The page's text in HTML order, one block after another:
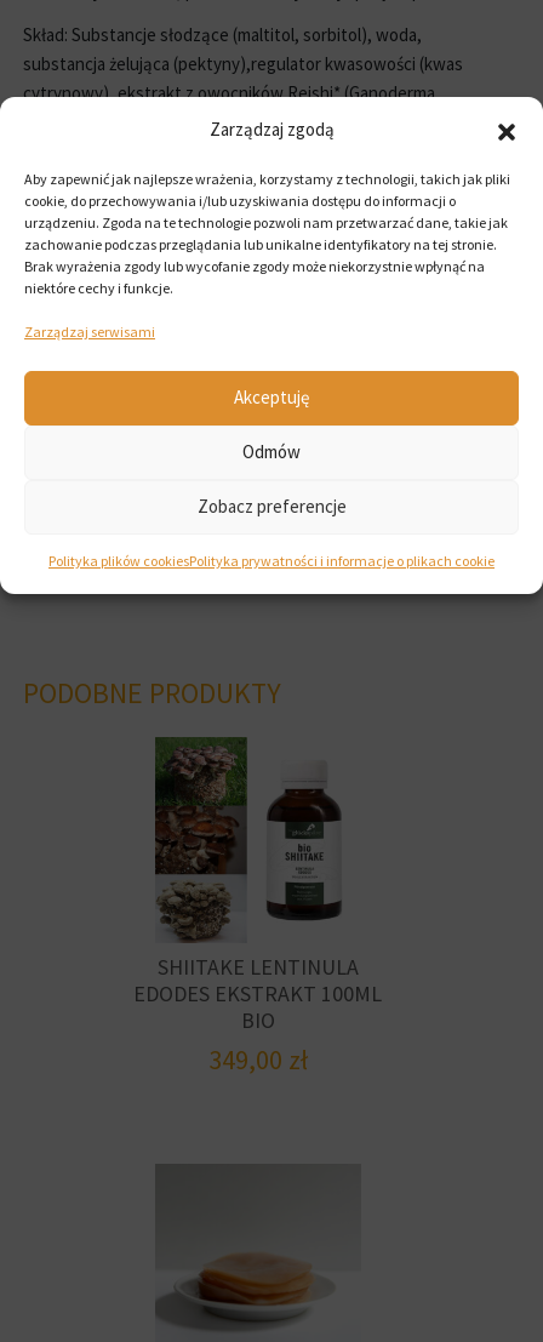
Zarządzaj zgodą
Aby zapewnić jak najlepsze wrażenia, korzystamy z technologii, takich jak pliki
cookie, do przechowywania i/lub uzyskiwania dostępu do informacji o
urządzeniu. Zgoda na te technologie pozwoli nam przetwarzać dane, takie jak
zachowanie podczas przeglądania lub unikalne identyfikatory na tej stronie.
Brak wyrażenia zgody lub wycofanie zgody może niekorzystnie wpłynąć na
niektóre cechy i funkcje.
Zarządzaj serwisami
Akceptuję
Odmów
Zobacz preferencje
Polityka plików cookiesPolityka prywatności i informacje o plikach cookie
Skład: Substancje słodzące (maltitol, sorbitol), woda,
substancja żelująca (pektyny),regulator kwasowości (kwas
cytrynowy), ekstrakt z owocników Reishi* (Ganoderma
lucidum),ekstrakt z owocników Soplówki jeżowatej* (Hericium
edodes), ekstrakt z owocników Chaga* (Inonotus obliquus),
aromat grzybowy, olejrzepakowy, skrobia, substancja
glazurująca (wosk carnauba), średniołańcuchowe
kwasytłuszczowe (olej MCT).
przeczyszczający. Przechowuj w zamkniętym opakowaniu w
temperaturze pokojowej, w miejscu niedostępnym dla dzieci.
PODOBNE PRODUKTY
SHIITAKE LENTINULA
EDODES EKSTRAKT 100ML
BIO
349,00 zł